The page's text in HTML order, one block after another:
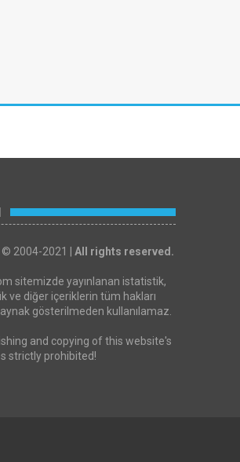
© 2004-2021 | All rights reserved.
sitemizde yayınlanan istatistik,
ve diğer içeriklerin tüm hakları
gösterilmeden kullanılamaz.
and copying of this website's
strictly prohibited!